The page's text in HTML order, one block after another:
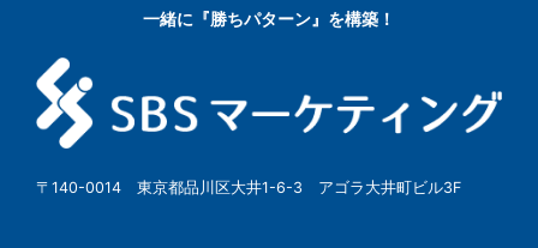
一緒に『勝ちパターン』を構築！
〒140-0014 東京都品川区大井1-6-3 アゴラ大井町ビル3F